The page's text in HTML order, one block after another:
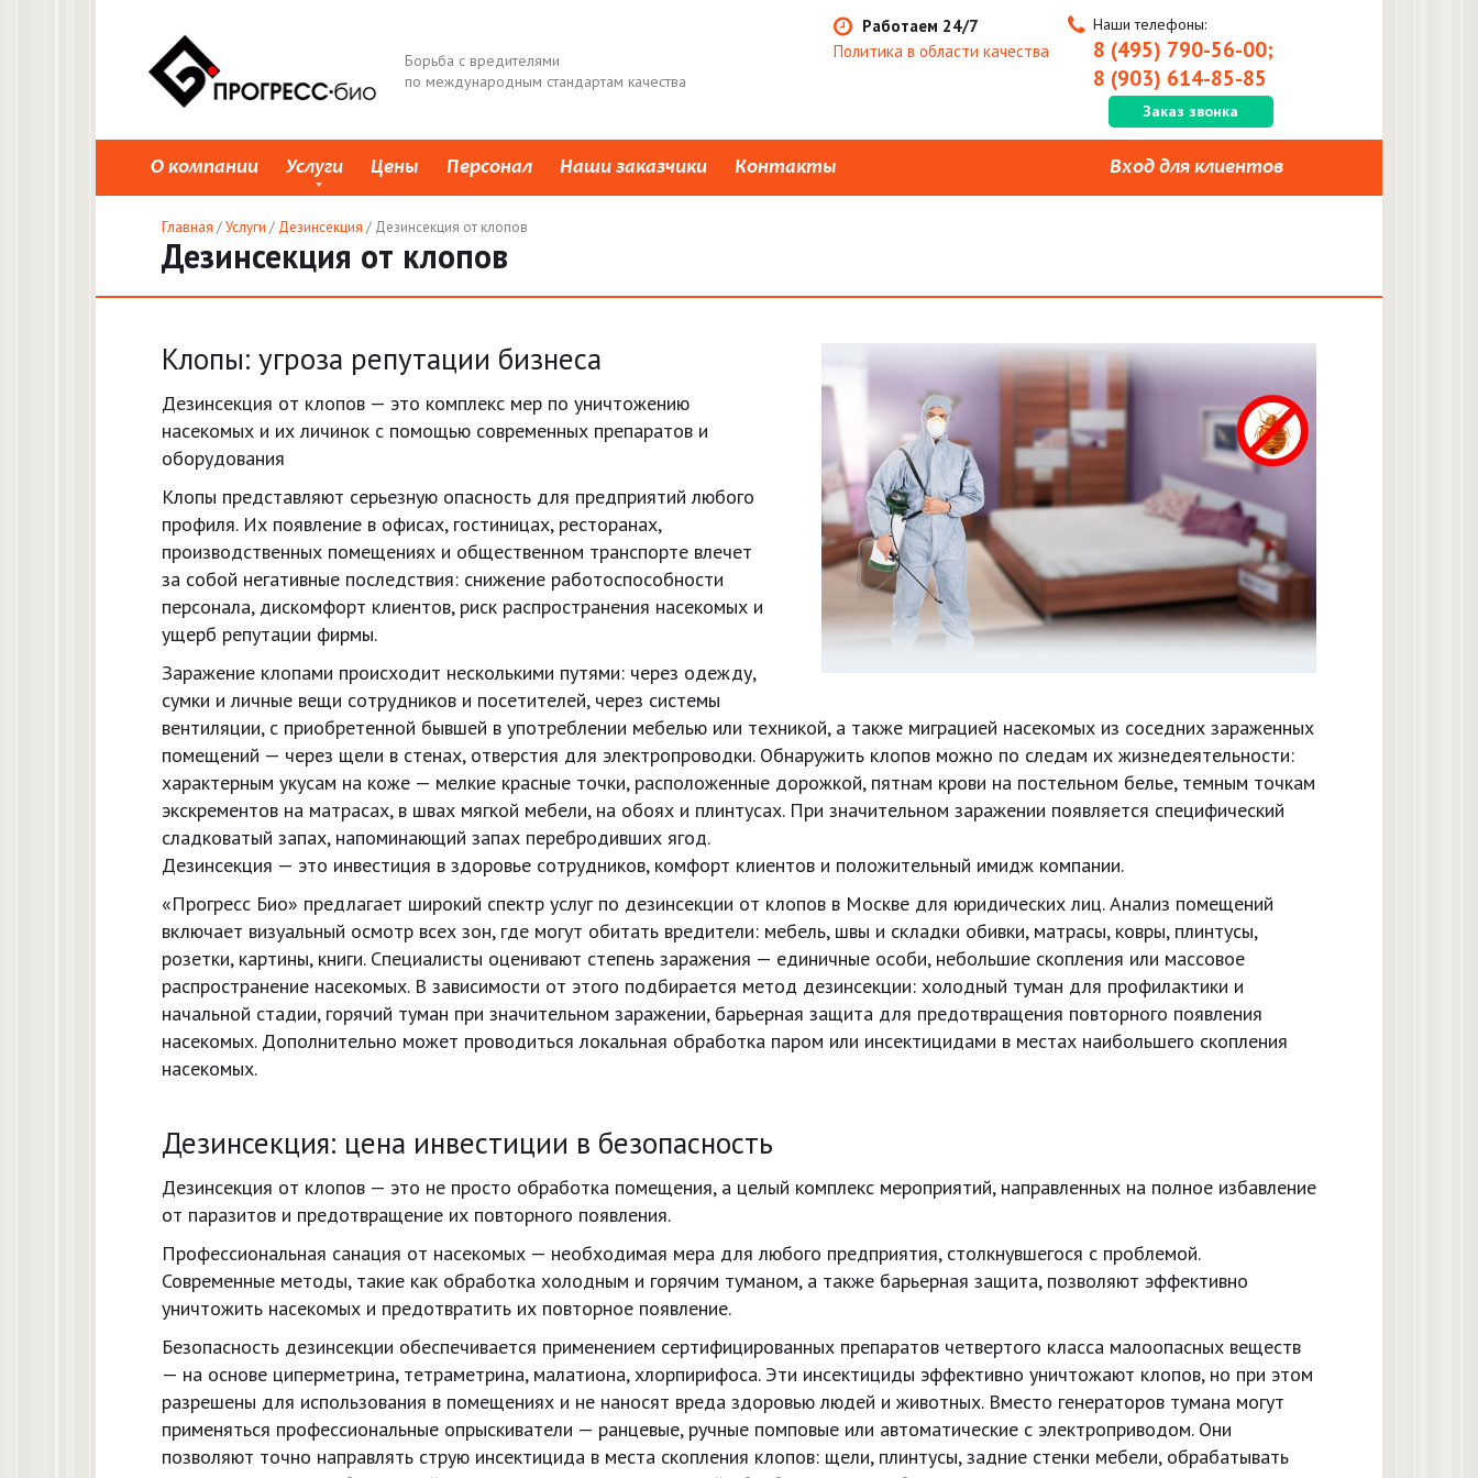
Борьба с вредителями
по международным стандартам качества
Работаем 24/7
Политика в области качества
Наши телефоны:
8 (495) 790-56-00;
8 (903) 614-85-85
Заказ звонка
О компании Услуги Цены Персонал Наши заказчики Контакты Вход для клиентов
Главная /Услуги / Дезинсекция / Дезинсекция от клопов
Дезинсекция от клопов
Клопы: угроза репутации бизнеса
Дезинсекция от клопов — это комплекс мер по уничтожению
насекомых и их личинок с помощью современных препаратов и
оборудования
Клопы представляют серьезную опасность для предприятий любого
профиля. Их появление в офисах, гостиницах, ресторанах,
производственных помещениях и общественном транспорте влечет
за собой негативные последствия: снижение работоспособности
персонала, дискомфорт клиентов, риск распространения насекомых и
ущерб репутации фирмы.
Заражение клопами происходит несколькими путями: через одежду,
сумки и личные вещи сотрудников и посетителей, через системы
вентиляции, с приобретенной бывшей в употреблении мебелью или техникой, а также миграцией насекомых из соседних зараженных
помещений — через щели в стенах, отверстия для электропроводки. Обнаружить клопов можно по следам их жизнедеятельности:
характерным укусам на коже — мелкие красные точки, расположенные дорожкой, пятнам крови на постельном белье, темным точкам
экскрементов на матрасах, в швах мягкой мебели, на обоях и плинтусах. При значительном заражении появляется специфический
сладковатый запах, напоминающий запах перебродивших ягод.
Дезинсекция — это инвестиция в здоровье сотрудников, комфорт клиентов и положительный имидж компании.
«Прогресс Био» предлагает широкий спектр услуг по дезинсекции от клопов в Москве для юридических лиц. Анализ помещений
включает визуальный осмотр всех зон, где могут обитать вредители: мебель, швы и складки обивки, матрасы, ковры, плинтусы,
розетки, картины, книги. Специалисты оценивают степень заражения — единичные особи, небольшие скопления или массовое
распространение насекомых. В зависимости от этого подбирается метод дезинсекции: холодный туман для профилактики и
начальной стадии, горячий туман при значительном заражении, барьерная защита для предотвращения повторного появления
насекомых. Дополнительно может проводиться локальная обработка паром или инсектицидами в местах наибольшего скопления
насекомых.
Дезинсекция: цена инвестиции в безопасность
Дезинсекция от клопов — это не просто обработка помещения, а целый комплекс мероприятий, направленных на полное избавление
от паразитов и предотвращение их повторного появления.
Профессиональная санация от насекомых — необходимая мера для любого предприятия, столкнувшегося с проблемой.
Современные методы, такие как обработка холодным и горячим туманом, а также барьерная защита, позволяют эффективно
уничтожить насекомых и предотвратить их повторное появление.
Безопасность дезинсекции обеспечивается применением сертифицированных препаратов четвертого класса малоопасных веществ
— на основе циперметрина, тетраметрина, малатиона, хлорпирифоса. Эти инсектициды эффективно уничтожают клопов, но при этом
разрешены для использования в помещениях и не наносят вреда здоровью людей и животных. Вместо генераторов тумана могут
применяться профессиональные опрыскиватели — ранцевые, ручные помповые или автоматические с электроприводом. Они
позволяют точно направлять струю инсектицида в места скопления клопов: щели, плинтусы, задние стенки мебели, обрабатывать